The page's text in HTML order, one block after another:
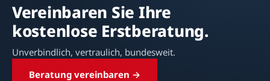
Vereinbaren Sie Ihre
kostenlose Erstberatung.
Unverbindlich, vertraulich, bundesweit.
Beratung vereinbaren →